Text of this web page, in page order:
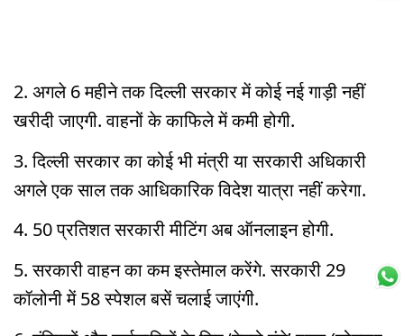
2. अगले 6 महीने तक दिल्ली सरकार में कोई नई गाड़ी नहीं
खरीदी जाएगी. वाहनों के काफिले में कमी होगी.
3. दिल्ली सरकार का कोई भी मंत्री या सरकारी अधिकारी
अगले एक साल तक आधिकारिक विदेश यात्रा नहीं करेगा.
4. 50 प्रतिशत सरकारी मीटिंग अब ऑनलाइन होगी.
5. सरकारी वाहन का कम इस्तेमाल करेंगे. सरकारी 29
कॉलोनी में 58 स्पेशल बसें चलाई जाएंगी.